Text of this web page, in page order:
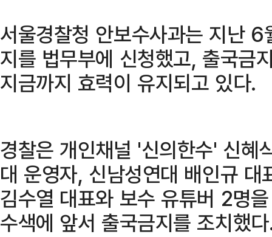
서울경찰청 안보수사과는 지난
지를 법무부에 신청했고, 출국금
지금까지 효력이 유지되고 있다.
경찰은 개인채널 '신의한수' 신혜
대 운영자, 신남성연대 배인규
김수열 대표와 보수 유튜버 2명
수색에 앞서 출국금지를 조치했